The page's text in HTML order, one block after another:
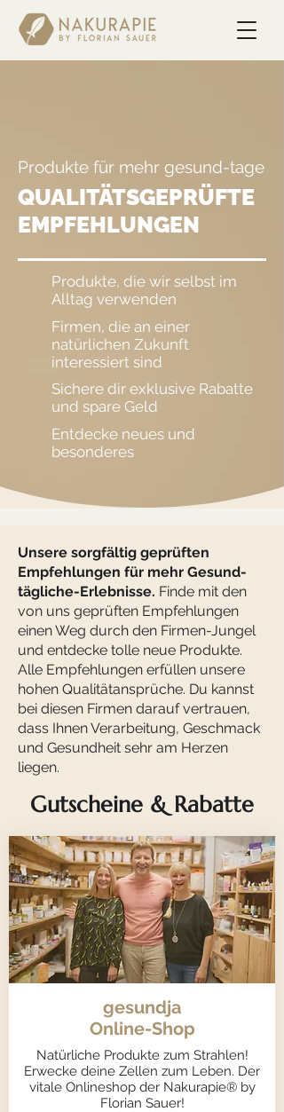
Produkte für mehr gesund-tage
QUALITÄTSGEPRÜFTE
EMPFEHLUNGEN
Produkte, die wir selbst im
Alltag verwenden
Firmen, die an einer
natürlichen Zukunft
interessiert sind
Sichere dir exklusive Rabatte
und spare Geld
Entdecke neues und
besonderes
Unsere sorgfältig geprüften
Empfehlungen für mehr Gesund-
tägliche-Erlebnisse. Finde mit den
von uns geprüften Empfehlungen
einen Weg durch den Firmen-Jungel
und entdecke tolle neue Produkte.
Alle Empfehlungen erfüllen unsere
hohen Qualitätansprüche. Du kannst
bei diesen Firmen darauf vertrauen,
dass Ihnen Verarbeitung, Geschmack
und Gesundheit sehr am Herzen
liegen.
Gutscheine & Rabatte
gesundja
Online-Shop
Natürliche Produkte zum Strahlen!
Erwecke deine Zellen zum Leben. Der
vitale Onlineshop der Nakurapie® by
Florian Sauer!